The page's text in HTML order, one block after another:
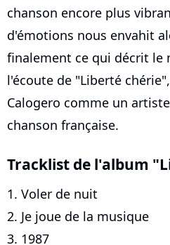
chanson encore plus
d'émotions nous envahit
finalement ce qui décrit le
l'écoute de "Liberté
Calogero comme un
chanson française.
Tracklist de l'album
1. Voler de nuit
2. Je joue de la musique
3. 1987